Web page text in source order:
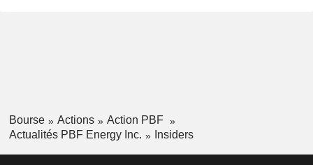
Bourse Actions
Action PBF
Actualités PBF Energy Inc.
Insiders